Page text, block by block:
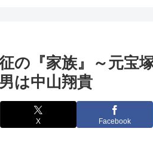
の『家族』～元宝
は中山翔貴
X Facebook